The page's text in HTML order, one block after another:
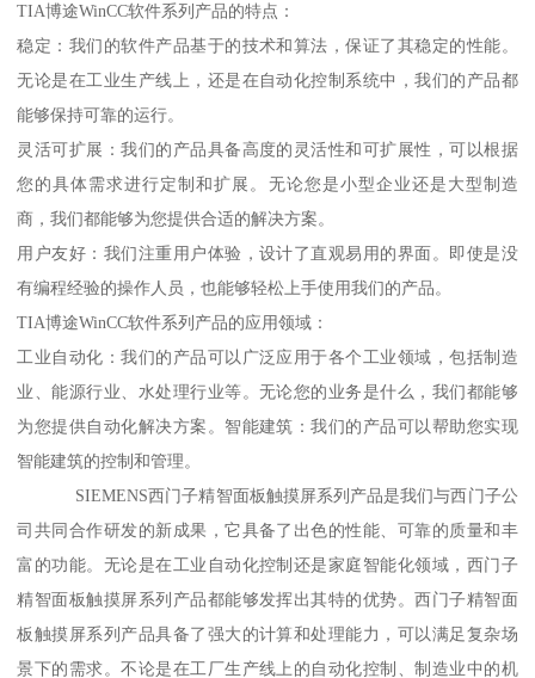
TIA博途WinCC软件系列产品的特点：
稳定：我们的软件产品基于的技术和算法，保证了其稳定的性能。
无论是在工业生产线上，还是在自动化控制系统中，我们的产品都
能够保持可靠的运行。
灵活可扩展：我们的产品具备高度的灵活性和可扩展性，可以根据
您的具体需求进行定制和扩展。无论您是小型企业还是大型制造
商，我们都能够为您提供合适的解决方案。
用户友好：我们注重用户体验，设计了直观易用的界面。即使是没
有编程经验的操作人员，也能够轻松上手使用我们的产品。
TIA博途WinCC软件系列产品的应用领域：
工业自动化：我们的产品可以广泛应用于各个工业领域，包括制造
业、能源行业、水处理行业等。无论您的业务是什么，我们都能够
为您提供自动化解决方案。智能建筑：我们的产品可以帮助您实现
智能建筑的控制和管理。
SIEMENS西门子精智面板触摸屏系列产品是我们与西门子公
司共同合作研发的新成果，它具备了出色的性能、可靠的质量和丰
富的功能。无论是在工业自动化控制还是家庭智能化领域，西门子
精智面板触摸屏系列产品都能够发挥出其特的优势。西门子精智面
板触摸屏系列产品具备了强大的计算和处理能力，可以满足复杂场
景下的需求。不论是在工厂生产线上的自动化控制、制造业中的机